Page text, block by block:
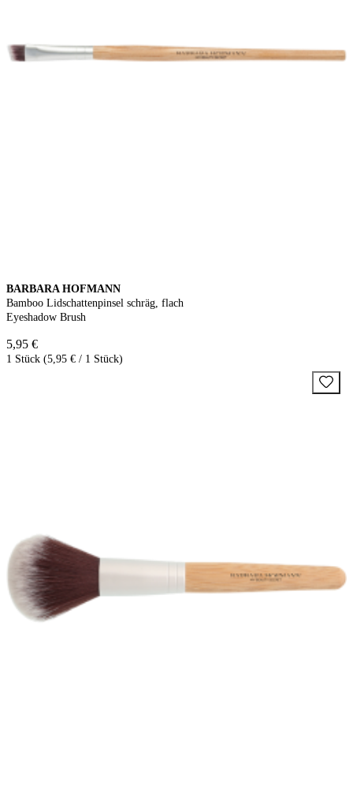
BARBARA HOFMANN
Bamboo Lidschattenpinsel schräg, flach
Eyeshadow Brush
5,95 €
1 Stück (5,95 € / 1 Stück)